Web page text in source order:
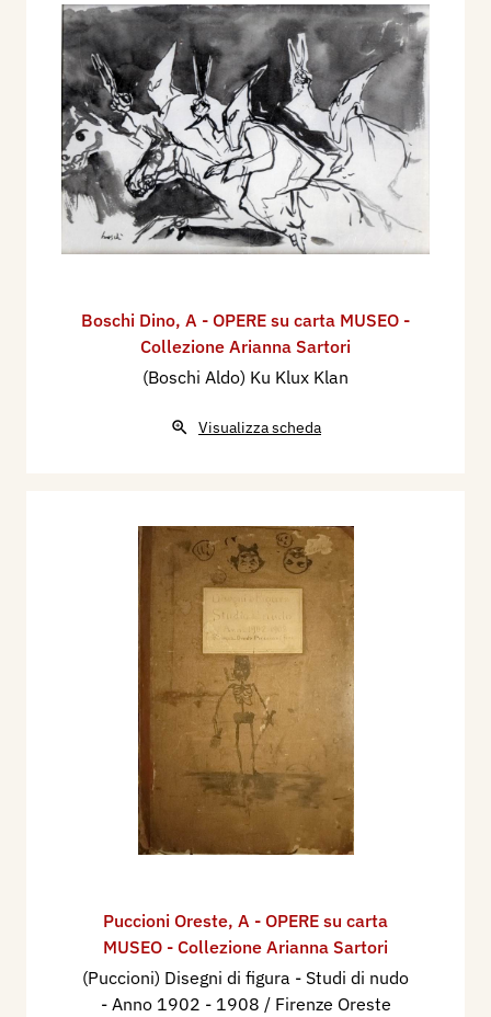
Boschi Dino, A - OPERE su carta MUSEO -
Collezione Arianna Sartori
(Boschi Aldo) Ku Klux Klan
Visualizza scheda
Puccioni Oreste, A - OPERE su carta
MUSEO - Collezione Arianna Sartori
(Puccioni) Disegni di figura - Studi di nudo
- Anno 1902 - 1908 / Firenze Oreste